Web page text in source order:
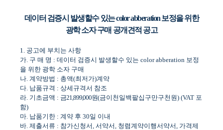
데이터 검증시 발생할수 있는color abberation보정을 위한
광학 소자 구매 공개견적 공고
1. 공고에 부치는 사항
가 구 매 명 : 데이터 검증시 발생할수 있는 color abberation 보정
을 위한 광학 소자 구매
나 계약방법 : 총액(최저가)계약
다 납품규격 : 상세규격서 참조
라 기초금액 : 금21,899,000원(금이천일백팔십구만구천원) (VAT 포
함)
마 납품기한 : 계약 후 30일 이내
바 제출서류 : 참가신청서 서약서 청렴계약이행서약서 가격제